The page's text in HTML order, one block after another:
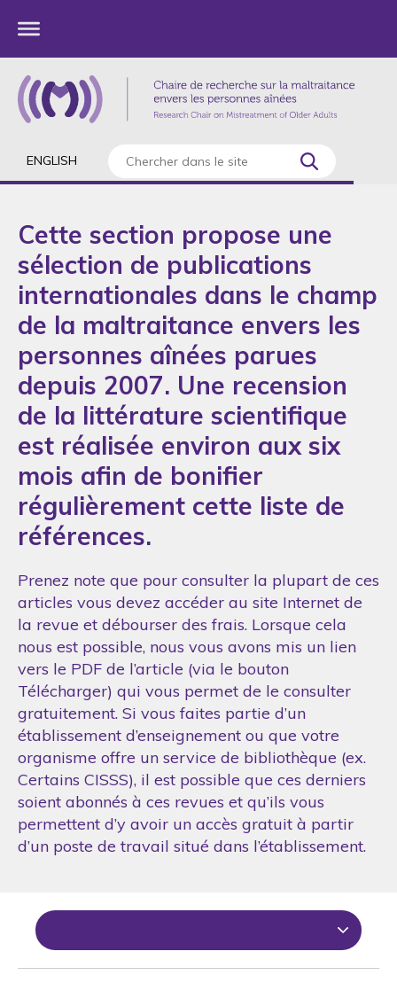
ENGLISH
Cette section propose une
sélection de publications
internationales dans le champ
de la maltraitance envers les
personnes aînées parues
depuis 2007. Une recension
de la littérature scientifique
est réalisée environ aux six
mois afin de bonifier
régulièrement cette liste de
références.
Prenez note que pour consulter la plupart de ces
articles vous devez accéder au site Internet de
la revue et débourser des frais. Lorsque cela
nous est possible, nous vous avons mis un lien
vers le PDF de l’article (via le bouton
Télécharger) qui vous permet de le consulter
gratuitement. Si vous faites partie d’un
établissement d’enseignement ou que votre
organisme offre un service de bibliothèque (ex.
Certains CISSS), il est possible que ces derniers
soient abonnés à ces revues et qu’ils vous
permettent d’y avoir un accès gratuit à partir
d’un poste de travail situé dans l’établissement.